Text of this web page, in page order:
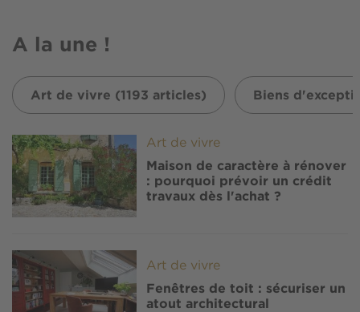
A la une !
Art de vivre (1193 articles) Biens
Image Art de vivre
Maison de caractère à rénover
: pourquoi prévoir un crédit
travaux dès l'achat ?
Image
Art de vivre
Fenêtres de toit : sécuriser un
atout architectural